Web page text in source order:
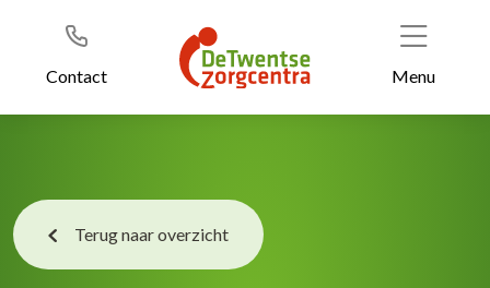
Header
Contact Menu
Terug naar overzicht